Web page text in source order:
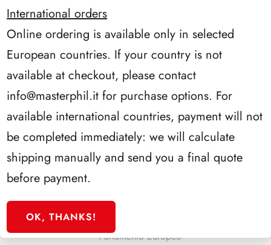
Lituania
Lussemburgo
Malta
Man
Monaco
Montenegro
Norvegia
Olanda
Onu - New York
Parlamento Europeo
International orders
Online ordering is available only in selected
European countries. If your country is not
available at checkout, please contact
info@masterphil.it for purchase options. For
available international countries, payment will not
be completed immediately: we will calculate
shipping manually and send you a final quote
before payment.
OK, THANKS!